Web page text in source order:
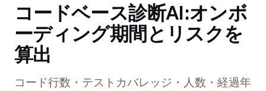
コードベース診断AI:オンボ
ーディング期間とリスクを
算出
コード行数・テストカバレッジ・人数・経過年